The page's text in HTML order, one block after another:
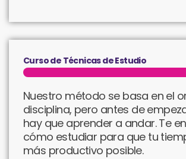
Curso de Técnicas de Estudio​
Nuestro método se basa en el
disciplina, pero antes de
hay que aprender a andar. Te
cómo estudiar para que tu
más productivo posible.